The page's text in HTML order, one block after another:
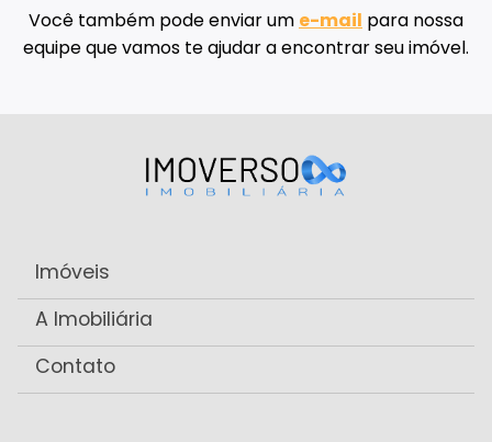
Você também pode enviar um e-mail para nossa
equipe que vamos te ajudar a encontrar seu imóvel.
Imóveis
A Imobiliária
Contato